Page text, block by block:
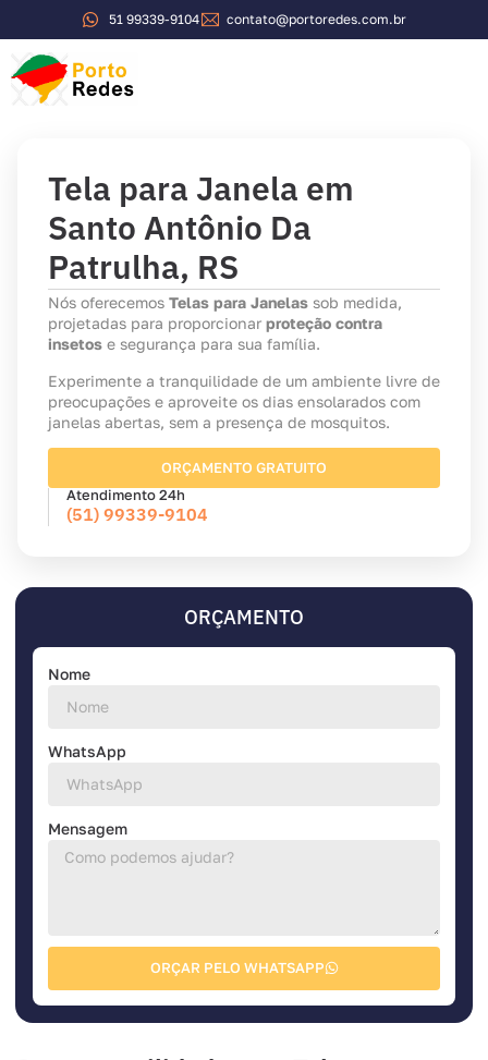
51 99339-9104 contato@portoredes.com.br
Tela para Janela em
Santo Antônio Da
Patrulha, RS
Nós oferecemos Telas para Janelas sob medida,
projetadas para proporcionar proteção contra
insetos e segurança para sua família.
Experimente a tranquilidade de um ambiente livre de
preocupações e aproveite os dias ensolarados com
janelas abertas, sem a presença de mosquitos.
ORÇAMENTO GRATUITO
Atendimento 24h
(51) 99339-9104
ORÇAMENTO
Nome
WhatsApp
Mensagem
ORÇAR PELO WHATSAPP